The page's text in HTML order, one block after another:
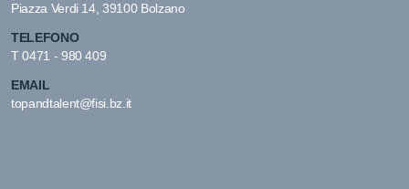
Piazza Verdi 14, 39100 Bolzano
TELEFONO
T0471 - 980 409
EMAIL
topandtalent@fisi.bz.it